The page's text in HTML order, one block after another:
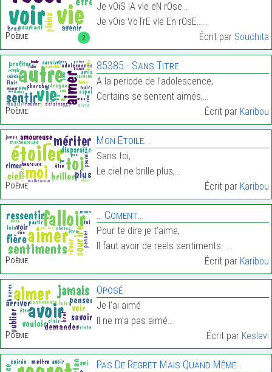
2
Poème:
Je vOiS lA vIe eN rOse…
Je vOis VoTrE vIe En rOsE……
Écrit par Souchita
Poème:
85385 - Sans Titre
A la periode de l’adolescence,
Certains se sentent aimés,…
Écrit par Karibou
Poème:
Mon Étoile. .
Sans toi,
Le ciel ne brille plus,…
Écrit par Karibou
Poème:
… Coment…
Pour te dire je t’aime,
Il faut avoir de reels sentiments. .…
Écrit par Karibou
Poème:
Oposé
Je l’ai aimé
Il ne m’a pas aimé…
Écrit par Keslavi
Pas De Regret Mais Quand Même…